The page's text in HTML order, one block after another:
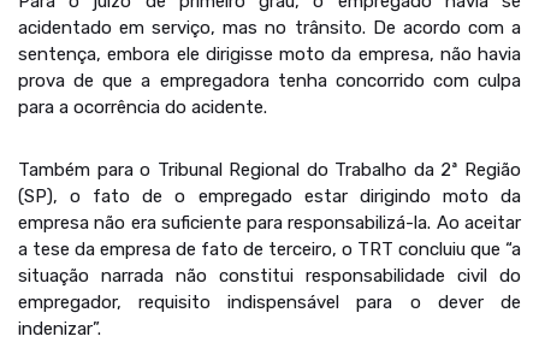
acidentado em serviço, mas no trânsito. De acordo com a
sentença, embora ele dirigisse moto da empresa, não havia
prova de que a empregadora tenha concorrido com culpa
para a ocorrência do acidente.
Também para o Tribunal Regional do Trabalho da 2ª Região
(SP), o fato de o empregado estar dirigindo moto da
empresa não era suficiente para responsabilizá-la. Ao aceitar
a tese da empresa de fato de terceiro, o TRT concluiu que “a
situação narrada não constitui responsabilidade civil do
empregador, requisito indispensável para o dever de
indenizar”.